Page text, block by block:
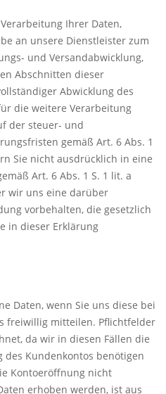
Ihrer Daten,
an unsere Dienstleister zum
und Versandabwicklung,
Abschnitten dieser
Abwicklung des
die weitere Verarbeitung
der steuer- und
gemäß Art. 6 Abs. 1
Sie nicht ausdrücklich in eine
Art. 6 Abs. 1 S. 1 lit. a
wir uns eine darüber
vorbehalten, die gesetzlich
in dieser Erklärung
Daten, wenn Sie uns diese bei
freiwillig mitteilen. Pflichtfelder
da wir in diesen Fällen die
Kundenkontos benötigen
Kontoeröffnung nicht
erhoben werden, ist aus